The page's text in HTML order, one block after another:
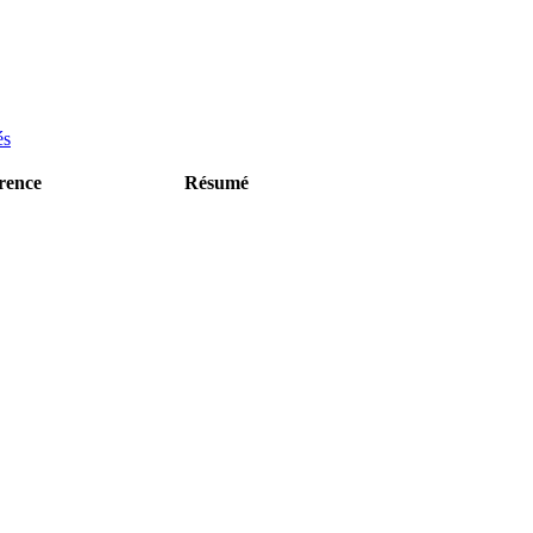
Résumé